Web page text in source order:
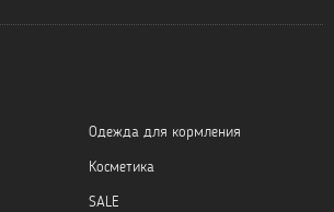
Одежда для кормления
Косметика
SALE